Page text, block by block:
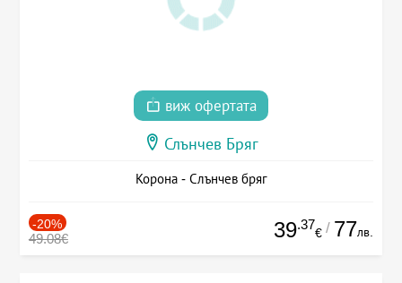
виж офертата
Слънчев Бряг
Корона - Слънчев бряг
-20%
49.08€ 39.37
€ / 77лв.